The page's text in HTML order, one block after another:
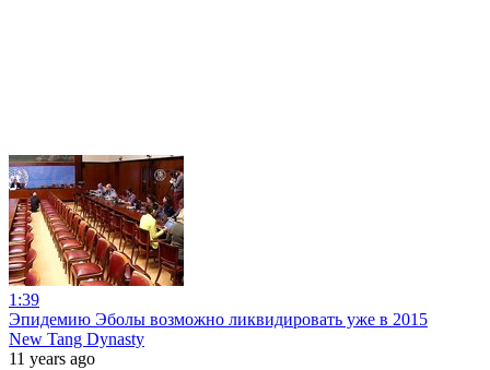
1:39
Эпидемию Эболы возможно ликвидировать уже в 2015
New Tang Dynasty
11 years ago